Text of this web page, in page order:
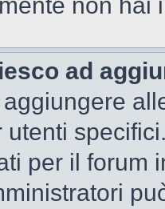
ad
per il forum